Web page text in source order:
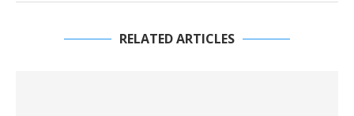
RELATED ARTICLES